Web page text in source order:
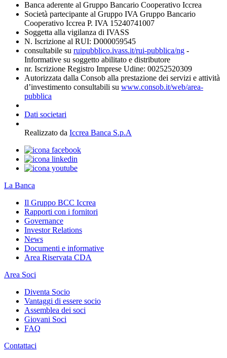
Banca aderente al Gruppo Bancario Cooperativo Iccrea
Società partecipante al Gruppo IVA Gruppo Bancario
Cooperativo Iccrea P. IVA 15240741007
Soggetta alla vigilanza di IVASS
N. Iscrizione al RUI: D000059545
consultabile su ruipubblico.ivass.it/rui-pubblica/ng -
Informative su soggetto abilitato e distributore
nr. Iscrizione Registro Imprese Udine: 00252520309
Autorizzata dalla Consob alla prestazione dei servizi e attività
d’investimento consultabili su www.consob.it/web/area-
pubblica
Dati societari
Realizzato da Iccrea Banca S.p.A
La Banca
Il Gruppo BCC Iccrea
Rapporti con i fornitori
Governance
Investor Relations
News
Documenti e informative
Area Riservata CDA
Area Soci
Diventa Socio
Vantaggi di essere socio
Assemblea dei soci
Giovani Soci
FAQ
Contattaci